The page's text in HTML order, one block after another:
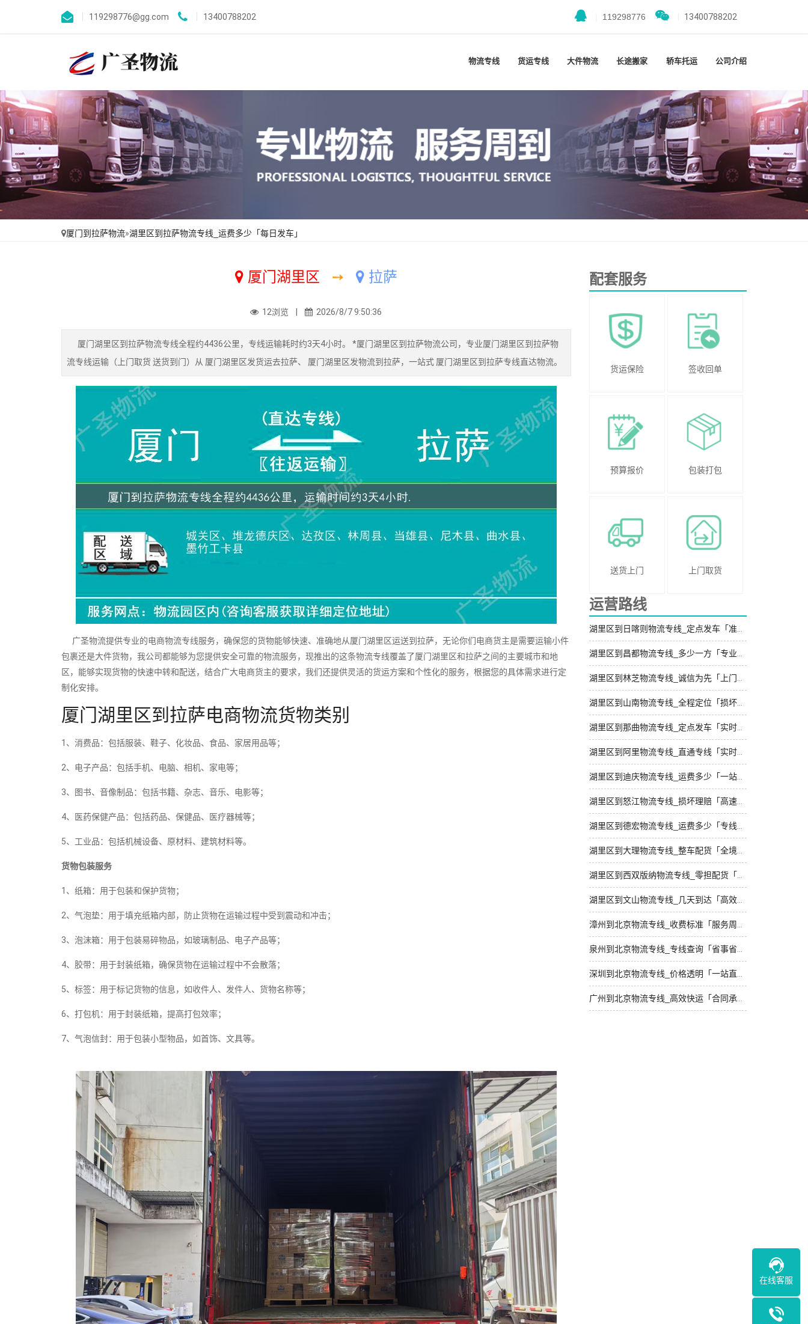
119298776@gg.com 13400788202 119298776 13400788202
物流专线 货运专线 大件物流 长途搬家 轿车托运 公司介绍
厦门到拉萨物流»湖里区到拉萨物流专线_运费多少「每日发车」
厦门湖里区 ➙ 拉萨
12浏览 | 2026/8/7 9:50:36
厦门湖里区到拉萨物流专线全程约4436公里，专线运输耗时约3天4小时。 *厦门湖里区到拉萨物流公司，专业厦门湖里区到拉萨物
流专线运输（上门取货 送货到门）从 厦门湖里区发货运去拉萨、 厦门湖里区发物流到拉萨，一站式 厦门湖里区到拉萨专线直达物流。
广圣物流提供专业的电商物流专线服务，确保您的货物能够快速、准确地从厦门湖里区运送到拉萨，无论你们电商货主是需要运输小件
包裹还是大件货物，我公司都能够为您提供安全可靠的物流服务，现推出的这条物流专线覆盖了厦门湖里区和拉萨之间的主要城市和地
区，能够实现货物的快速中转和配送，结合广大电商货主的要求，我们还提供灵活的货运方案和个性化的服务，根据您的具体需求进行定
制化安排。
厦门湖里区到拉萨电商物流货物类别
1、消费品：包括服装、鞋子、化妆品、食品、家居用品等；
2、电子产品：包括手机、电脑、相机、家电等；
3、图书、音像制品：包括书籍、杂志、音乐、电影等；
4、医药保健产品：包括药品、保健品、医疗器械等；
5、工业品：包括机械设备、原材料、建筑材料等。
货物包装服务
1、纸箱：用于包装和保护货物；
2、气泡垫：用于填充纸箱内部，防止货物在运输过程中受到震动和冲击；
3、泡沫箱：用于包装易碎物品，如玻璃制品、电子产品等；
4、胶带：用于封装纸箱，确保货物在运输过程中不会散落；
5、标签：用于标记货物的信息，如收件人、发件人、货物名称等；
6、打包机：用于封装纸箱，提高打包效率；
7、气泡信封：用于包装小型物品，如首饰、文具等。
配套服务
货运保险 签收回单
预算报价 包装打包
送货上门 上门取货
运营路线
湖里区到日喀则物流专线_定点发车「准时准点」
湖里区到昌都物流专线_多少一方「专业可靠」
湖里区到林芝物流专线_诚信为先「上门取件」
湖里区到山南物流专线_全程定位「损坏理赔」
湖里区到那曲物流专线_定点发车「实时跟踪 」
湖里区到阿里物流专线_直通专线「实时反馈」
湖里区到迪庆物流专线_运费多少「一站式托运」
湖里区到怒江物流专线_损坏理赔「高速快运」
湖里区到德宏物流专线_运费多少「专线快运」
湖里区到大理物流专线_整车配货「全境配送」
湖里区到西双版纳物流专线_零担配货「运保时效」
湖里区到文山物流专线_几天到达「高效快运」
漳州到北京物流专线_收费标准「服务周到」
泉州到北京物流专线_专线查询「省事省心」
深圳到北京物流专线_价格透明「一站直达」
广州到北京物流专线_高效快运「合同承运」
在线客服